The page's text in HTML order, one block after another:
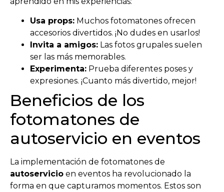
Usa props: Muchos fotomatones ofrecen
accesorios divertidos. ¡No dudes en usarlos!
Invita a amigos: Las fotos grupales suelen
ser las más memorables.
Experimenta: Prueba diferentes poses y
expresiones. ¡Cuanto más divertido, mejor!
Beneficios de los
fotomatones de
autoservicio en eventos
La implementación de fotomatones de
autoservicio en eventos ha revolucionado la
forma en que capturamos momentos. Estos son